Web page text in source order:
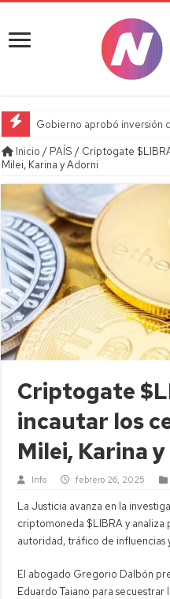
Gobierno aprobó inversión
Inicio / PAÍS / Criptogate
Milei, Karina y Adorni
Criptogate
incautar los
Milei, Karina
Info febrero 26, 2025
La Justicia avanza en la
criptomoneda $LIBRA y analiza
autoridad, tráfico de influencias
El abogado Gregorio Dalbón
Eduardo Taiano para